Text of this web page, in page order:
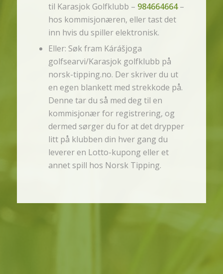
til Karasjok Golfklubb – 984664664–
hos kommisjonæren, eller tast det
inn hvis du spiller elektronisk.
Eller: Søk fram Kárášjoga
golfsearvi/Karasjok golfklubb på
norsk-tipping.no. Der skriver du ut
en egen blankett med strekkode på.
Denne tar du så med deg til en
kommisjonær for registrering, og
dermed sørger du for at det drypper
litt på klubben din hver gang du
leverer en Lotto-kupong eller et
annet spill hos Norsk Tipping.